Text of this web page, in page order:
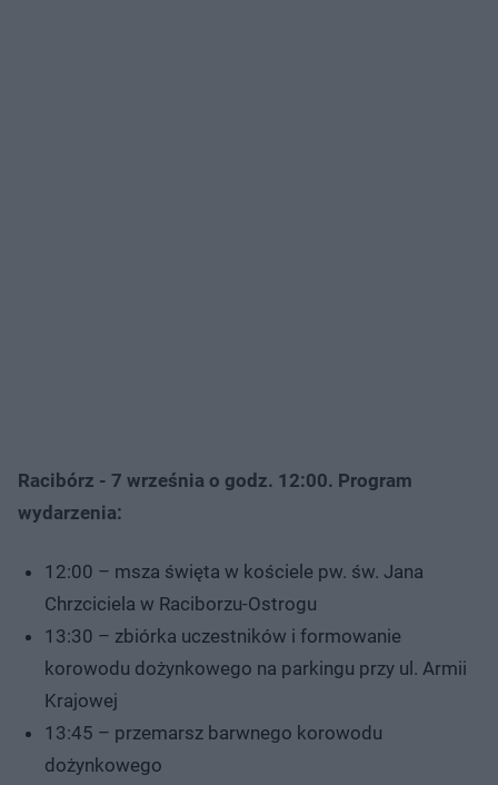
Racibórz - 7 września o godz. 12:00. Program
wydarzenia:
12:00 – msza święta w kościele pw. św. Jana
Chrzciciela w Raciborzu-Ostrogu
13:30 – zbiórka uczestników i formowanie
korowodu dożynkowego na parkingu przy ul. Armii
Krajowej
13:45 – przemarsz barwnego korowodu
dożynkowego